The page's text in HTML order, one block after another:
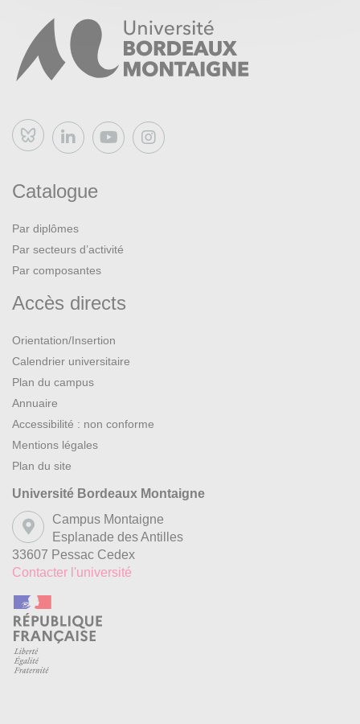
Bluesky
Catalogue
Par diplômes
Par secteurs d’activité
Par composantes
Accès directs
Orientation/Insertion
Calendrier universitaire
Plan du campus
Annuaire
Accessibilité : non conforme
Mentions légales
Plan du site
Université Bordeaux Montaigne
Campus Montaigne
Esplanade des Antilles
33607 Pessac Cedex
Contacter l'université